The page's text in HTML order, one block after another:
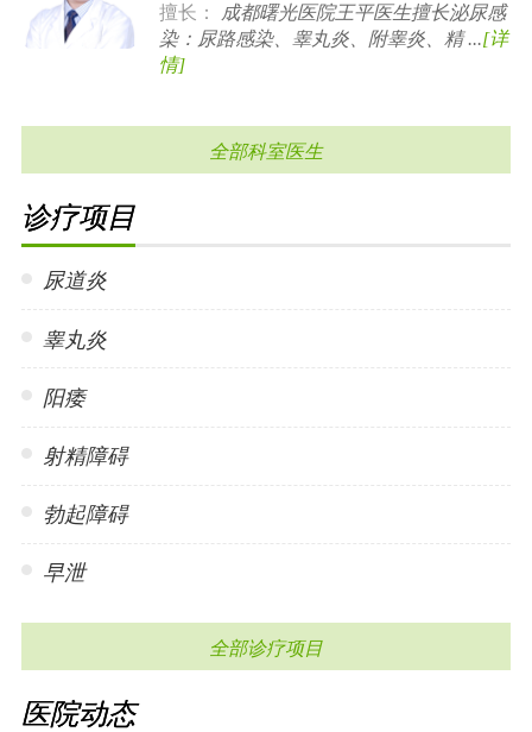
擅长：
成都曙光医院王平医生擅长泌尿感
染：尿路感染、睾丸炎、附睾炎、精 ...[详
情]
全部科室医生
诊疗项目
尿道炎
睾丸炎
阳痿
射精障碍
勃起障碍
早泄
全部诊疗项目
医院动态